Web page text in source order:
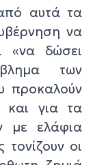
αυτά τα
να
«να δώσει
των
προκαλούν
και για τα
με ελάφια
οι